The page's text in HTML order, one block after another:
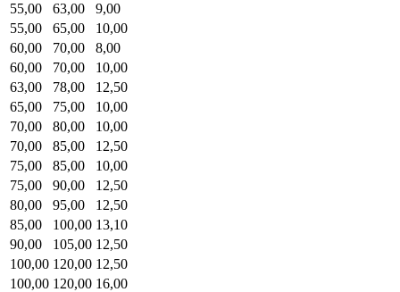
55,00
63,00
9,00
55,00
65,00
10,00
60,00
70,00
8,00
60,00
70,00
10,00
63,00
78,00
12,50
65,00
75,00
10,00
70,00
80,00
10,00
70,00
85,00
12,50
75,00
85,00
10,00
75,00
90,00
12,50
80,00
95,00
12,50
85,00
100,00 13,10
90,00
105,00 12,50
100,00 120,00 12,50
100,00 120,00 16,00